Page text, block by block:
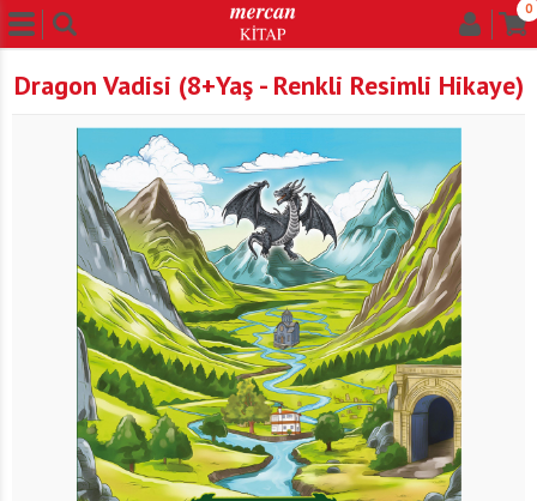
0
Dragon Vadisi (8+Yaş - Renkli Resimli Hikaye)